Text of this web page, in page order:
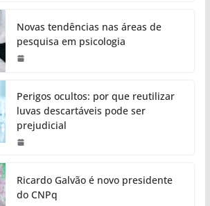
Novas tendências nas áreas de
pesquisa em psicologia
Perigos ocultos: por que reutilizar
luvas descartáveis pode ser
prejudicial
Ricardo Galvão é novo presidente
do CNPq